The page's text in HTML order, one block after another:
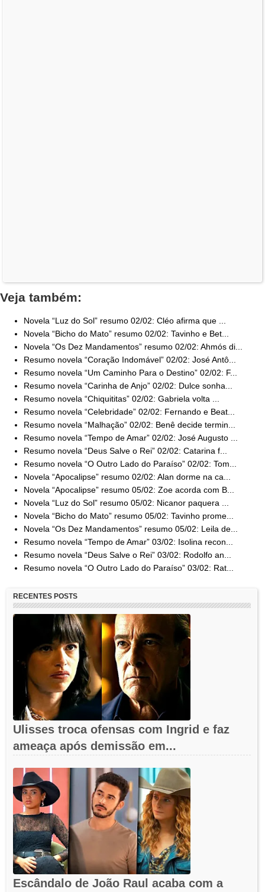
Veja também:
Novela “Luz do Sol” resumo 02/02: Cléo afirma que ...
Novela “Bicho do Mato” resumo 02/02: Tavinho e Bet...
Novela “Os Dez Mandamentos” resumo 02/02: Ahmós di...
Resumo novela “Coração Indomável” 02/02: José Antô...
Resumo novela “Um Caminho Para o Destino” 02/02: F...
Resumo novela “Carinha de Anjo” 02/02: Dulce sonha...
Resumo novela “Chiquititas” 02/02: Gabriela volta ...
Resumo novela “Celebridade” 02/02: Fernando e Beat...
Resumo novela “Malhação” 02/02: Benê decide termin...
Resumo novela “Tempo de Amar” 02/02: José Augusto ...
Resumo novela “Deus Salve o Rei” 02/02: Catarina f...
Resumo novela “O Outro Lado do Paraíso” 02/02: Tom...
Novela “Apocalipse” resumo 02/02: Alan dorme na ca...
Novela “Apocalipse” resumo 05/02: Zoe acorda com B...
Novela “Luz do Sol” resumo 05/02: Nicanor paquera ...
Novela “Bicho do Mato” resumo 05/02: Tavinho prome...
Novela “Os Dez Mandamentos” resumo 05/02: Leila de...
Resumo novela “Tempo de Amar” 03/02: Isolina recon...
Resumo novela “Deus Salve o Rei” 03/02: Rodolfo an...
Resumo novela “O Outro Lado do Paraíso” 03/02: Rat...
RECENTES POSTS
Ulisses troca ofensas com Ingrid e faz
ameaça após demissão em...
Escândalo de João Raul acaba com a